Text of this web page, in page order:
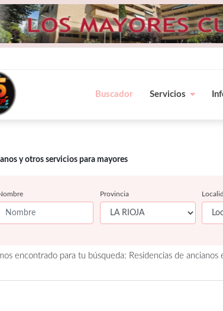
Buscador Servicios
y otros servicios para mayores
Provincia
encontrado para tu búsqueda: Residencias de ancianos